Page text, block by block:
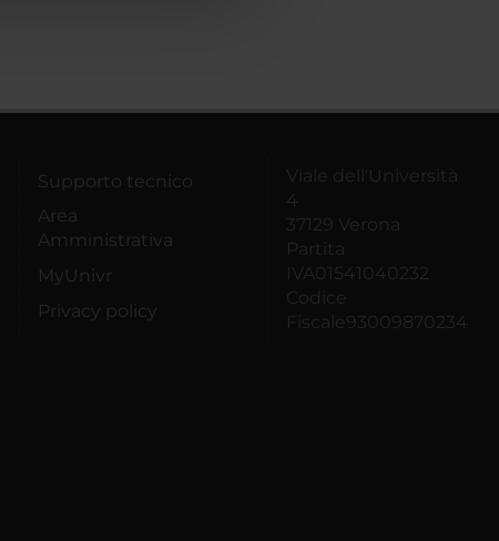
Supporto tecnico
Area
Amministrativa
MyUnivr
Privacy policy
Viale dell'Università
4
37129 Verona
Partita
IVA01541040232
Codice
Fiscale93009870234